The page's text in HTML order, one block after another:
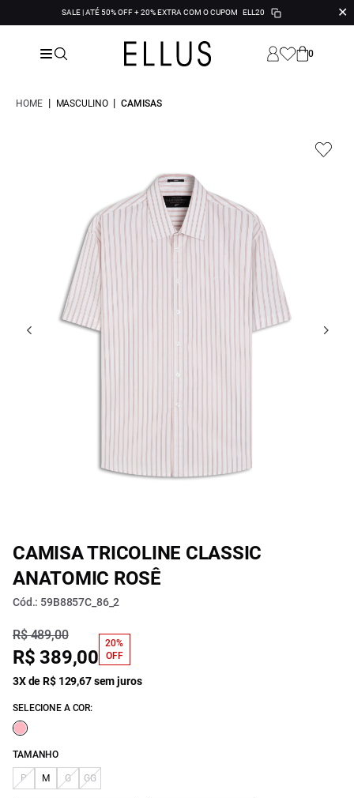
SALE | ATÉ 50% OFF + 20% EXTRA COM O CUPOM ELL20 ✕
0
HOME | MASCULINO | CAMISAS
CAMISA TRICOLINE CLASSIC
ANATOMIC ROSÊ
Cód.: 59B8857C_86_2
R$ 489,00
R$ 389,00
20%
OFF
3X de R$ 129,67 sem juros
SELECIONE A COR:
TAMANHO
P M G GG